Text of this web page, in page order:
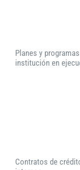
Planes y
institución en
Contratos de